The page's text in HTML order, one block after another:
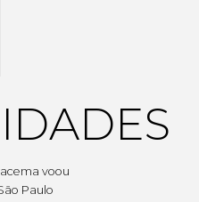
voou
Paulo